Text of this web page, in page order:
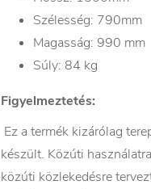
Szélesség: 790mm
Magasság: 990 mm
Súly: 84 kg
Figyelmeztetés:
Ez a termék kizárólag
készült. Közúti
közúti közlekedésre